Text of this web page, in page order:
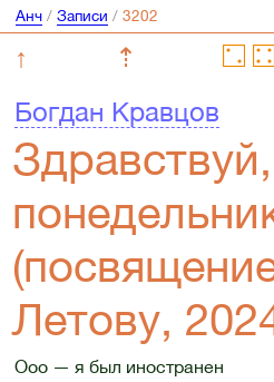
Анч/ Записи /
↑ ⇡
Богдан Кравцов
Летову,
Ооо — я был иностранен